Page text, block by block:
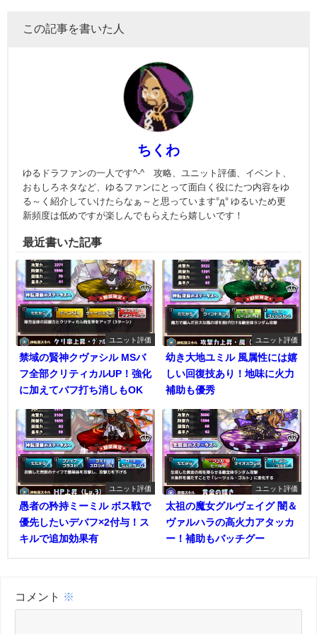
この記事を書いた人
ちくわ
ゆるドラファンの一人です^-^ 攻略、ユニット評価、イベント、
おもしろネタなど、ゆるファンにとって面白く役にたつ内容をゆ
る～く紹介していけたらなぁ～と思っています°д° ゆるいため更
新頻度は低めですが楽しんでもらえたら嬉しいです！
最近書いた記事
ユニット評価
禁域の賢神クヴァシル MSバ
フ全部クリティカルUP！強化
に加えてバフ打ち消しもOK
ユニット評価
幼き大地ユミル 風属性には嬉
しい回復技あり！地味に火力
補助も優秀
ユニット評価
愚者の矜持ミーミル ボス戦で
優先したいデバフ×2付与！ス
キルで追加効果有
ユニット評価
太祖の魔女グルヴェイグ 闇＆
ヴァルハラの高火力アタッカ
ー！補助もバッチグー
コメント ※